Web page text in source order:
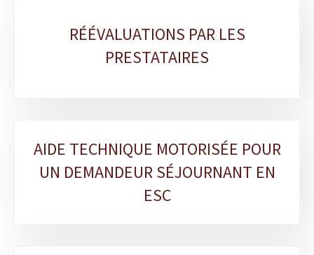
RÉÉVALUATIONS PAR LES
PRESTATAIRES
AIDE TECHNIQUE MOTORISÉE POUR
UN DEMANDEUR SÉJOURNANT EN
ESC